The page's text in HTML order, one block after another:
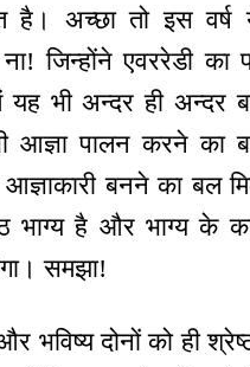
है। अच्छा तो इस वर्ष
जिन्होंने एवररेडी का
भी अन्दर ही अन्दर
आज्ञा पालन करने का
आज्ञाकारी बनने का बल
भाग्य है और भाग्य के
समझा!
भविष्य दोनों को ही